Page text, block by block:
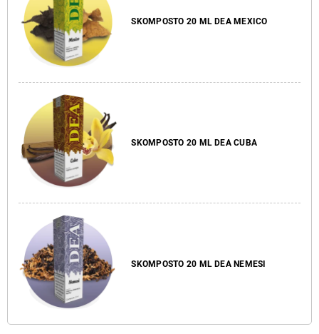
SKOMPOSTO 20 ML DEA MEXICO
SKOMPOSTO 20 ML DEA CUBA
SKOMPOSTO 20 ML DEA NEMESI